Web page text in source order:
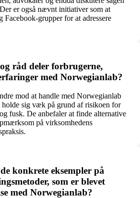
er også nævnt initiativer som at
Facebook-grupper for at adressere
råd deler forbrugerne,
med Norwegianlab?
mod at handle med Norwegianlab
sig væk på grund af risikoen for
fusk. De anbefaler at finde alternative
på virksomhedens
konkrete eksempler på
som er blevet
med Norwegianlab?